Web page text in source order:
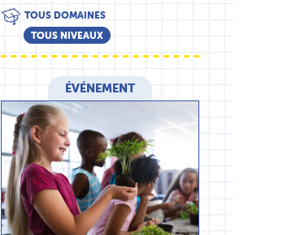
TOUS DOMAINES
TOUS NIVEAUX
ÉVÉNEMENT